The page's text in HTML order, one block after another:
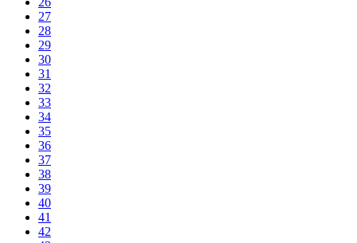
27
28
29
30
31
32
33
34
35
36
37
38
39
40
41
42